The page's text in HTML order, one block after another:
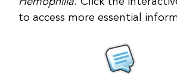
to access more essential